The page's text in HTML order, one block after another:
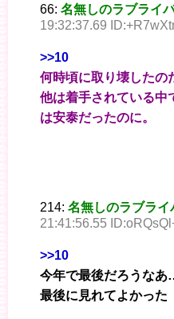
66: 名無しのラブライ
19:32:37.69
>>10
何時頃に取り壊したの
他は着手されている中
は安泰だったのに。
214: 名無しのラブライ
21:41:56.55
>>10
今年で最後だろうな
最後に見れてよかった